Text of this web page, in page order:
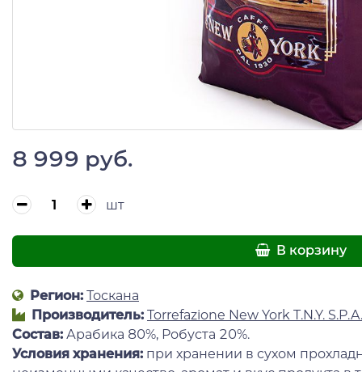
8 999 руб.
шт
В корзину
Регион: Тоскана
Производитель: Torrefazione New York T.N.Y. S.P.A.
Состав: Арабика 80%, Робуста 20%.
Условия хранения: при хранении в сухом